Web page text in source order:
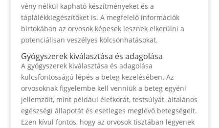
vény nélkül kapható készítményeket és a
táplálékkiegészítőket is. A megfelelő információk
birtokában az orvosok képesek lesznek elkerülni a
potenciálisan veszélyes kölcsönhatásokat.
Gyógyszerek kiválasztása és adagolása
A gyógyszerek kiválasztása és adagolása
kulcsfontosságú lépés a beteg kezelésében. Az
orvosoknak figyelembe kell venniük a beteg egyéni
jellemzőit, mint például életkorát, testsúlyát, általános
egészségi állapotát és esetleges meglévő betegségeit.
Ezen kívül fontos, hogy az orvosok tisztában legyenek